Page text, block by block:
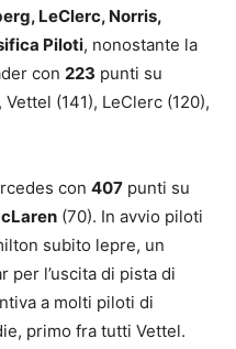
LeClerc, Norris,
Piloti, nonostante la
con 223 punti su
(141), LeClerc (120),
con 407 punti su
(70). In avvio piloti
subito lepre, un
per l’uscita di pista di
a molti piloti di
primo fra tutti Vettel.